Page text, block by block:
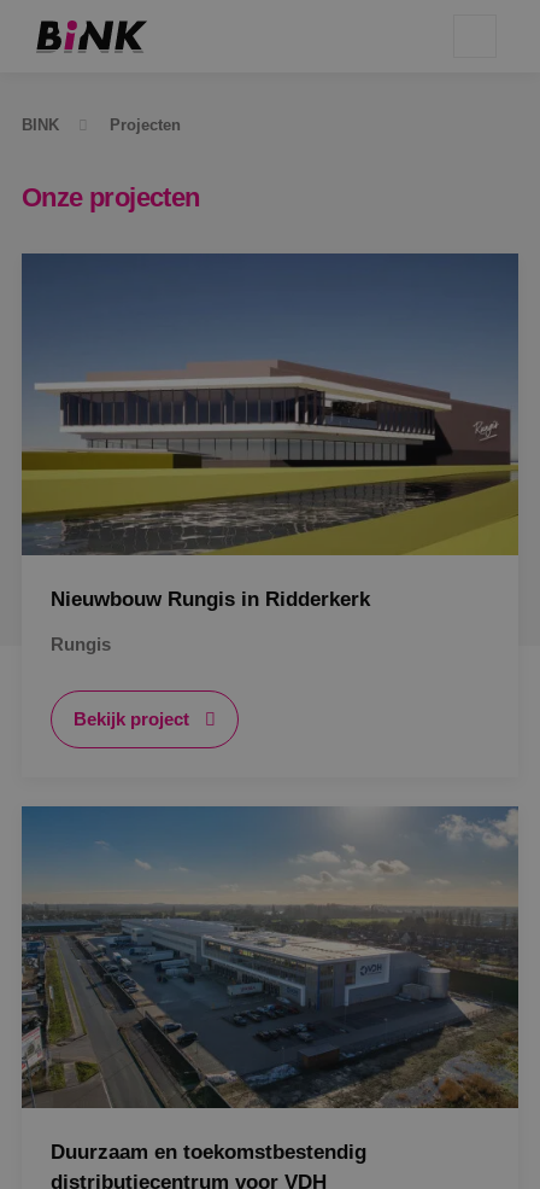
BINK Projecten
Onze projecten
Nieuwbouw Rungis in Ridderkerk
Rungis
Bekijk project
Duurzaam en toekomstbestendig
distributiecentrum voor VDH